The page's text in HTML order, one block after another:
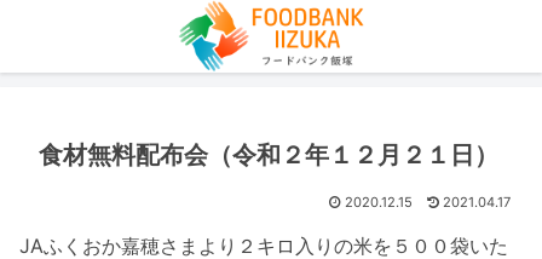
食材無料配布会（令和２年１２月２１日）
2020.12.15 2021.04.17
JAふくおか嘉穂さまより２キロ入りの米を５００袋いた